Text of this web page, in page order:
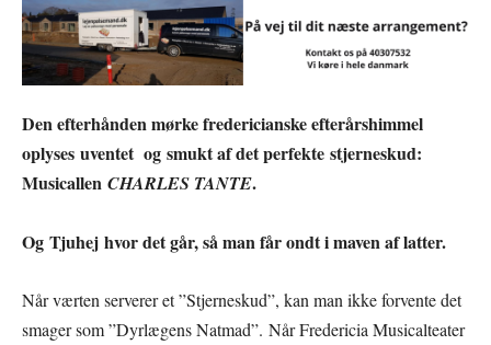
Den efterhånden mørke fredericianske efterårshimmel
oplyses uventet og smukt af det perfekte stjerneskud:
Musicallen CHARLES TANTE.
Og Tjuhej hvor det går, så man får ondt i maven af latter.
Når værten serverer et ”Stjerneskud”, kan man ikke forvente det
smager som ”Dyrlægens Natmad”. Når Fredericia Musicalteater